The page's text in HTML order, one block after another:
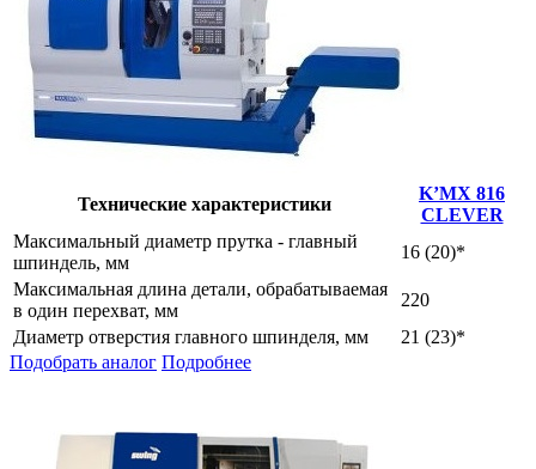
Технические характеристики
K’MX 816
CLEVER
Максимальный диаметр прутка - главный
шпиндель, мм
16 (20)*
Максимальная длина детали, обрабатываемая
в один перехват, мм
220
Диаметр отверстия главного шпинделя, мм
21 (23)*
Подобрать аналог Подробнее